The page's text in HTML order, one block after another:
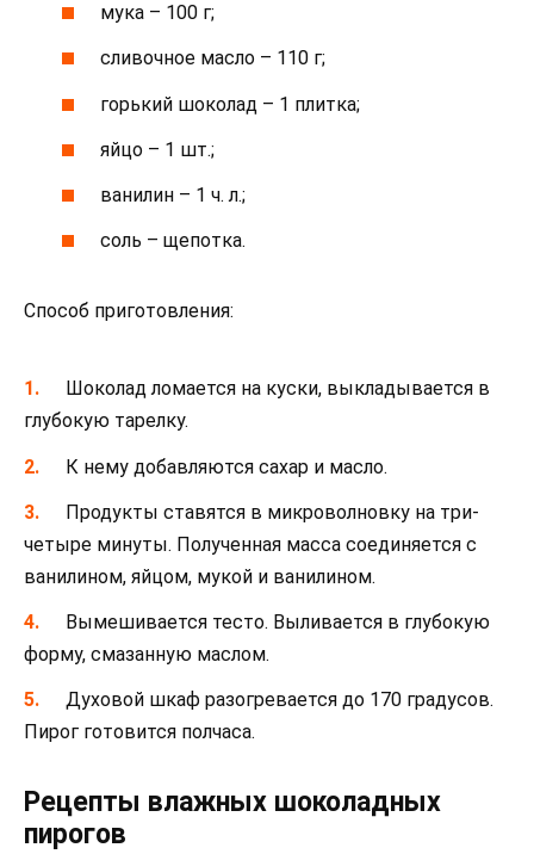
мука – 100 г;
сливочное масло – 110 г;
горький шоколад – 1 плитка;
яйцо – 1 шт.;
ванилин – 1 ч. л.;
соль – щепотка.
Способ приготовления:
Шоколад ломается на куски, выкладывается в
глубокую тарелку.
К нему добавляются сахар и масло.
Продукты ставятся в микроволновку на три-
четыре минуты. Полученная масса соединяется с
ванилином, яйцом, мукой и ванилином.
Вымешивается тесто. Выливается в глубокую
форму, смазанную маслом.
Духовой шкаф разогревается до 170 градусов.
Пирог готовится полчаса.
Рецепты влажных шоколадных
пирогов